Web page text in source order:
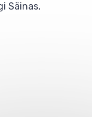
Säinas,